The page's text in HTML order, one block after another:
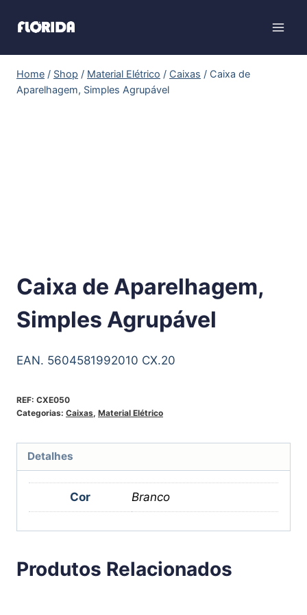
Home / Shop / Material Elétrico / Caixas / Caixa de
Aparelhagem, Simples Agrupável
Caixa de Aparelhagem,
Simples Agrupável
EAN. 5604581992010 CX.20
REF: CXE050
Categorias: Caixas, Material Elétrico
Detalhes
Cor Branco
Produtos Relacionados